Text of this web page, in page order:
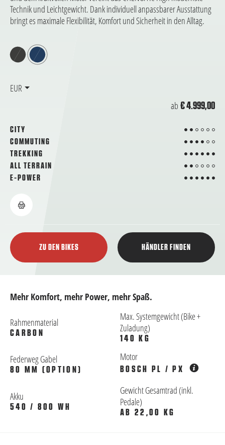
Technik und Leichtgewicht. Dank individuell anpassbarer Ausstattung
bringt es maximale Flexibilität, Komfort und Sicherheit in den Alltag.
EUR
ab € 4.999,00
CITY 2 von 6
COMMUTING 4 von 6
TREKKING 6 von 6
ALL TERRAIN 2 von 6
E-POWER 6 von 6
ZU DEN BIKES HÄNDLER FINDEN
Mehr Komfort, mehr Power, mehr Spaß.
Rahmenmaterial
CARBON
Max. Systemgewicht (Bike +
Zuladung)
140 KG
Federweg Gabel
80 MM (OPTION)
Motor
BOSCH PL / PX
Akku
540 / 800 WH
Gewicht Gesamtrad (inkl.
Pedale)
AB 22,00 KG